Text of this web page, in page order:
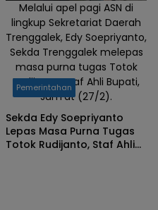
Melalui apel pagi ASN di
lingkup Sekretariat Daerah
Trenggalek, Edy Soepriyanto,
Sekda Trenggalek melepas
masa purna tugas Totok
Rudijanto, Staf Ahli Bupati,
Jum'at (27/2).
Pemerintahan
Sekda Edy Soepriyanto
Lepas Masa Purna Tugas
Totok Rudijanto, Staf Ahli